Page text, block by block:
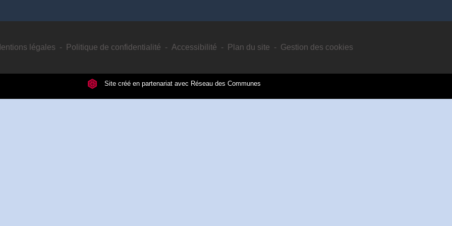
légales - Politique de confidentialité - Accessibilité - Plan du site - Gestion des cookies
Site créé en partenariat avec Réseau des Communes